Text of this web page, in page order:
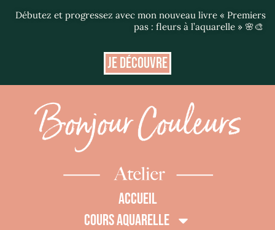
Débutez et progressez avec mon nouveau livre « Premiers
pas : fleurs à l’aquarelle » 🌸🎨
JE DÉCOUVRE
ACCUEIL
COURS AQUARELLE